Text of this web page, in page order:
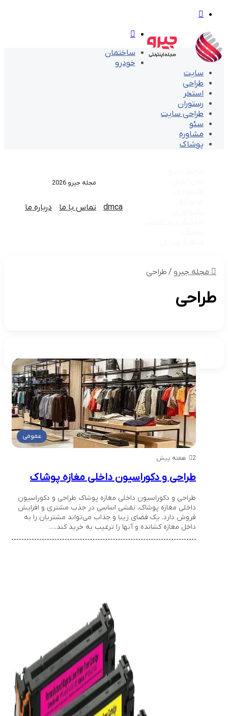
ساختمان
خودرو
سایت
طراحی
استخر
رستوران
طراحی سایت
سئو
مشاوره
پوشاک
مجله جیرو / طراحی
طراحی
عمومی
2 هفته پیش
طراحی و دکوراسیون داخلی مغازه پوشاک
طراحی و دکوراسیون داخلی مغازه پوشاک طراحی و دکوراسیون
داخلی مغازه پوشاک، نقشی اساسی در جذب مشتری و افزایش
فروش دارد. یک فضای زیبا و جذاب می‌تواند مشتریان را به
داخل مغازه کشانده و آنها را ترغیب به خرید کند.…
مجله جیرو 2026
dmca تماس با ما درباره ما